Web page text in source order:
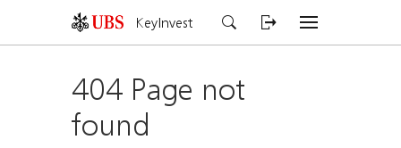
KeyInvest
404 Page not
found